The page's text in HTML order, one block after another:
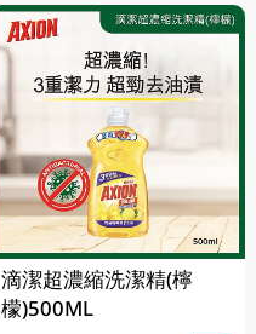
滴潔超濃縮洗潔精(檸
檬)500ML